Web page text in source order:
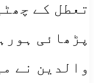
تعطل کے
پڑھائی
والدین نے